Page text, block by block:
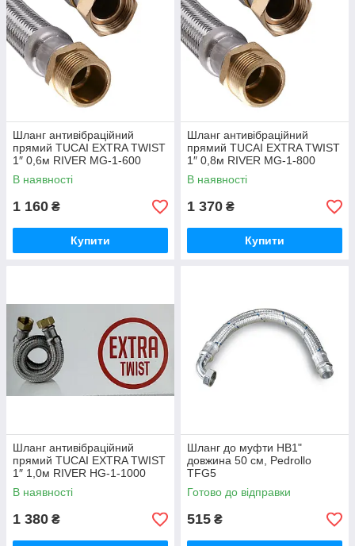
Шланг антивібраційний
прямий TUCAI EXTRA TWIST
1″ 0,6м RIVER MG-1-600
204742
В наявності
1 160 ₴
Купити
Шланг антивібраційний
прямий TUCAI EXTRA TWIST
1″ 0,8м RIVER MG-1-800
204745
В наявності
1 370 ₴
Купити
Шланг антивібраційний
прямий TUCAI EXTRA TWIST
1″ 1,0м RIVER НG-1-1000
204734
В наявності
1 380 ₴
Шланг до муфти НВ1"
довжина 50 см, Pedrollo
TFG5
Готово до відправки
515 ₴